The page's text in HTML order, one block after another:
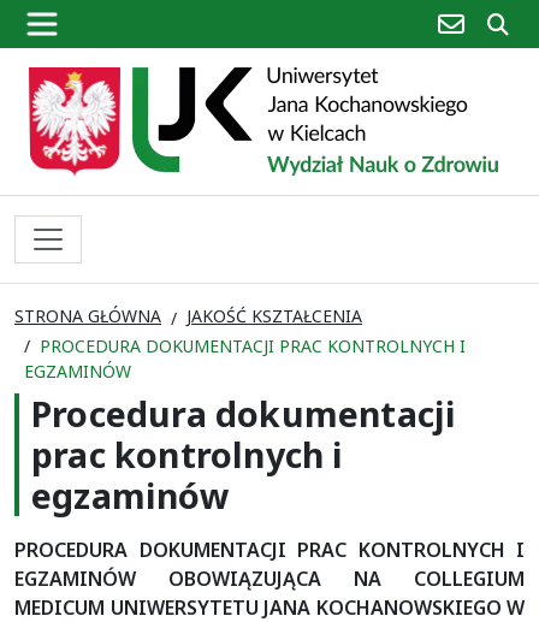
poczta
STRONA GŁÓWNA
JAKOŚĆ KSZTAŁCENIA
PROCEDURA DOKUMENTACJI PRAC KONTROLNYCH I
EGZAMINÓW
Procedura dokumentacji
prac kontrolnych i
egzaminów
PROCEDURA DOKUMENTACJI PRAC KONTROLNYCH I
EGZAMINÓW OBOWIĄZUJĄCA NA COLLEGIUM
MEDICUM UNIWERSYTETU JANA KOCHANOWSKIEGO W